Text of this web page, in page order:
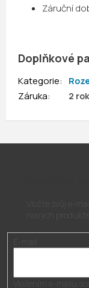
Záruční
Doplňkové
Kategorie:
Záruka: 2